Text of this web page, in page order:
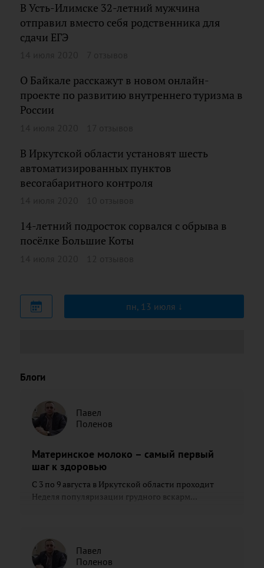
В Усть-Илимске 32-летний мужчина
отправил вместо себя родственника для
сдачи ЕГЭ
О Байкале расскажут в новом онлайн-
проекте по развитию внутреннего туризма в
России
В Иркутской области установят шесть
автоматизированных пунктов
весогабаритного контроля
14-летний подросток сорвался с обрыва в
посёлке Большие Коты
пн, 13 июля
Блоги
Павел
Поленов
Материнское молоко – самый первый
шаг к здоровью
С 3 по 9 августа в Иркутской области проходит
Неделя популяризации грудного вскарм...
Павел
Поленов